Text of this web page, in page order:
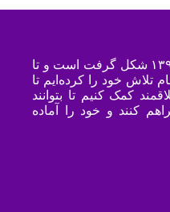
داستان پرهوم در اردیبهشت ۱۳۹۴ شکل گرفت است و تا
تلاش خود را کرده‌ایم تا
کمک کنیم تا بتوانند
کنند و خود را آماده